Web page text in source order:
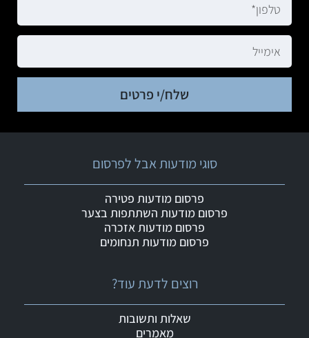
שלח/י פרטים
רוצים לדעת עוד?
שאלות ותשובות
מאמרים
סוגי מודעות אבל לפרסום
פרסום מודעות פטירה
פרסום מודעות השתתפות בצער
פרסום מודעות אזכרה
פרסום מודעות תנחומים